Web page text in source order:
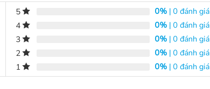
5 0% | 0 đánh giá
4
0% | 0 đánh giá
3
0% | 0 đánh giá
2
0% | 0 đánh giá
1
0% | 0 đánh giá